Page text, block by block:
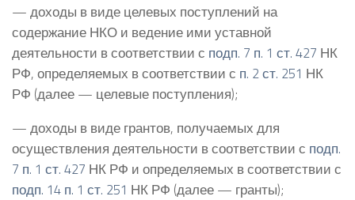
— доходы в виде целевых поступлений на
содержание НКО и ведение ими уставной
деятельности в соответствии с подп. 7 п. 1 ст. 427 НК
РФ, определяемых в соответствии с п. 2 ст. 251 НК
РФ (далее — целевые поступления);
— доходы в виде грантов, получаемых для
осуществления деятельности в соответствии с подп.
7 п. 1 ст. 427 НК РФ и определяемых в соответствии с
подп. 14 п. 1 ст. 251 НК РФ (далее — гранты);